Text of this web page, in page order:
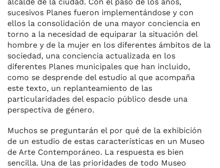
sucesivos Planes fueron implementándose y con
ellos la consolidación de una mayor conciencia en
torno a la necesidad de equiparar la situación del
hombre y de la mujer en los diferentes ámbitos de la
sociedad, una conciencia actualizada en los
diferentes Planes municipales que han incluido,
como se desprende del estudio al que acompaña
este texto, un replanteamiento de las
particularidades del espacio público desde una
perspectiva de género.
Muchos se preguntarán el por qué de la exhibición
de un estudio de estas características en un Museo
de Arte Contemporáneo. La respuesta es bien
sencilla. Una de las prioridades de todo Museo